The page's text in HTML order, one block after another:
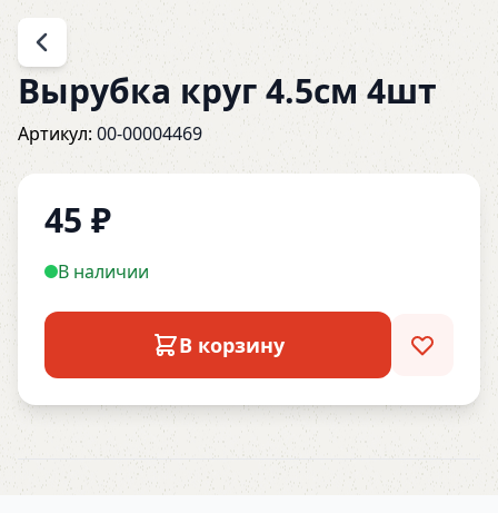
Вырубка круг 4.5см 4шт
Артикул: 00-00004469
45 ₽
В наличии
В корзину